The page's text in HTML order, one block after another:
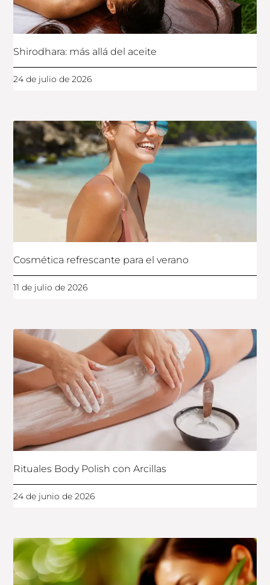
Shirodhara: más allá del aceite
24 de julio de 2026
Cosmética refrescante para el verano
11 de julio de 2026
Rituales Body Polish con Arcillas
24 de junio de 2026